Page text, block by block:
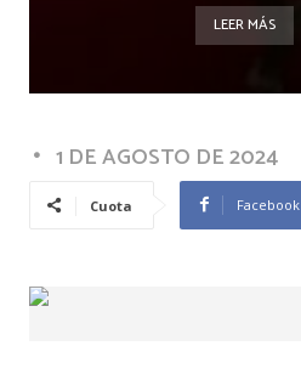
LEER MÁS
1 DE AGOSTO DE 2024
Cuota Facebook